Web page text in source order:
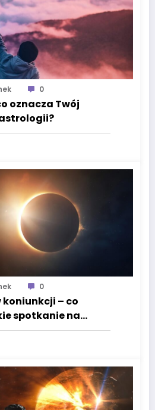
0
oznacza Twój
0
koniunkcji – co
spotkanie na